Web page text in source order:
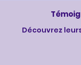
Découvrez